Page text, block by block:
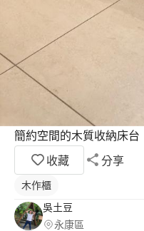
簡約空間的木質收納床台
收藏
分享
木作櫃
吳土豆
永康區